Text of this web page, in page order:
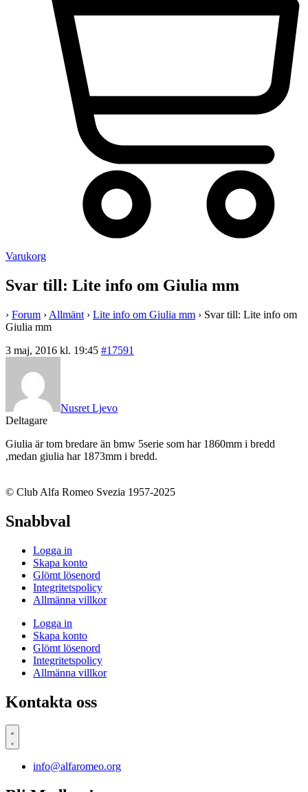
Varukorg
Svar till: Lite info om Giulia mm
› Forum › Allmänt › Lite info om Giulia mm › Svar till: Lite info om
Giulia mm
3 maj, 2016 kl. 19:45 #17591
Nusret Ljevo
Deltagare
Giulia är tom bredare än bmw 5serie som har 1860mm i bredd
,medan giulia har 1873mm i bredd.
© Club Alfa Romeo Svezia 1957-2025
Snabbval
Logga in
Skapa konto
Glömt lösenord
Integritetspolicy
Allmänna villkor
Logga in
Skapa konto
Glömt lösenord
Integritetspolicy
Allmänna villkor
Kontakta oss
info@alfaromeo.org